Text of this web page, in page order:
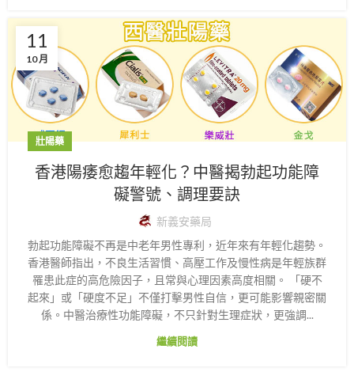
11
10 月
壯陽藥
香港陽痿愈趨年輕化？中醫揭勃起功能障
礙警號、調理要訣
新義安藥局
勃起功能障礙不再是中老年男性專利，近年來有年輕化趨勢。
香港醫師指出，不良生活習慣、高壓工作及慢性病是年輕族群
罹患此症的高危險因子，且常與心理因素高度相關。 「硬不
起來」或「硬度不足」不僅打擊男性自信，更可能影響親密關
係。中醫治療性功能障礙，不只針對生理症狀，更強調...
繼續閱讀